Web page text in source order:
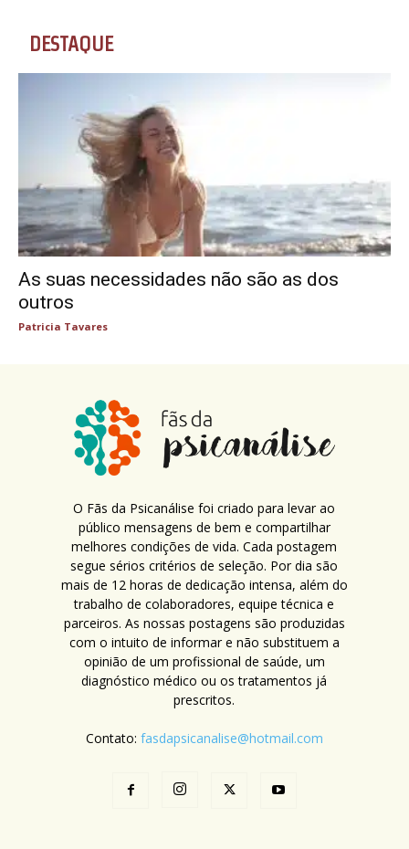
DESTAQUE
As suas necessidades não são as dos
outros
Patricia Tavares
O Fãs da Psicanálise foi criado para levar ao
público mensagens de bem e compartilhar
melhores condições de vida. Cada postagem
segue sérios critérios de seleção. Por dia são
mais de 12 horas de dedicação intensa, além do
trabalho de colaboradores, equipe técnica e
parceiros. As nossas postagens são produzidas
com o intuito de informar e não substituem a
opinião de um profissional de saúde, um
diagnóstico médico ou os tratamentos já
prescritos.
Contato: fasdapsicanalise@hotmail.com